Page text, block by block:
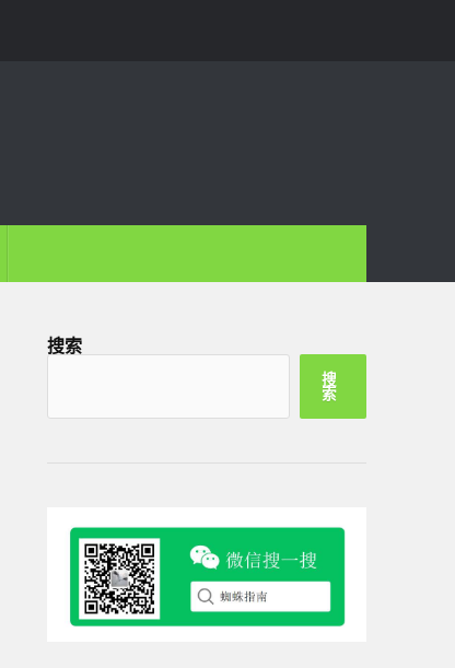
搜索
搜
索